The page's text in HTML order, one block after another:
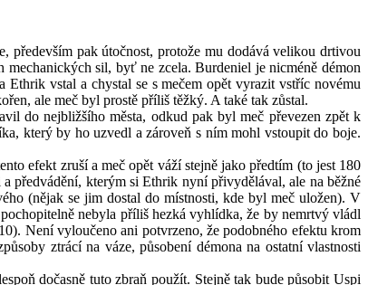
především pak útočnost, protože mu dodává velikou drtivou
sil, byť ne zcela. Burdeniel je nicméně démon
Ethrik vstal a chystal se s mečem opět vyrazit vstříc novému
ale meč byl prostě příliš těžký. A také tak zůstal.
do nejbližšího města, odkud pak byl meč převezen zpět k
který by ho uzvedl a zároveň s ním mohl vstoupit do boje.
efekt zruší a meč opět váží stejně jako předtím (to jest 180
předvádění, kterým si Ethrik nyní přivydělával, ale na běžné
(nějak se jim dostal do místnosti, kde byl meč uložen). V
nebyla příliš hezká vyhlídka, že by nemrtvý vládl
Není vyloučeno ani potvrzeno, že podobného efektu krom
ztrácí na váze, působení démona na ostatní vlastnosti
dočasně tuto zbraň použít. Stejně tak bude působit Uspi